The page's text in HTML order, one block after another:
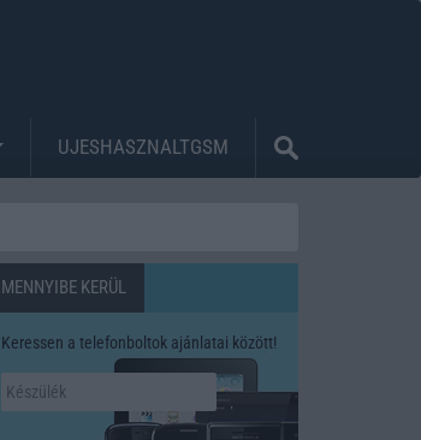
UJESHASZNALTGSM
MENNYIBE KERÜL
Keressen a telefonboltok ajánlatai között!